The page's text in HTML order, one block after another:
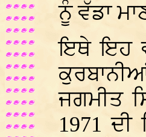
ਨੂੰ ਵੱਡਾ
ਇਥੇ ਇਹ
ਜਗਮੀਤ
1971